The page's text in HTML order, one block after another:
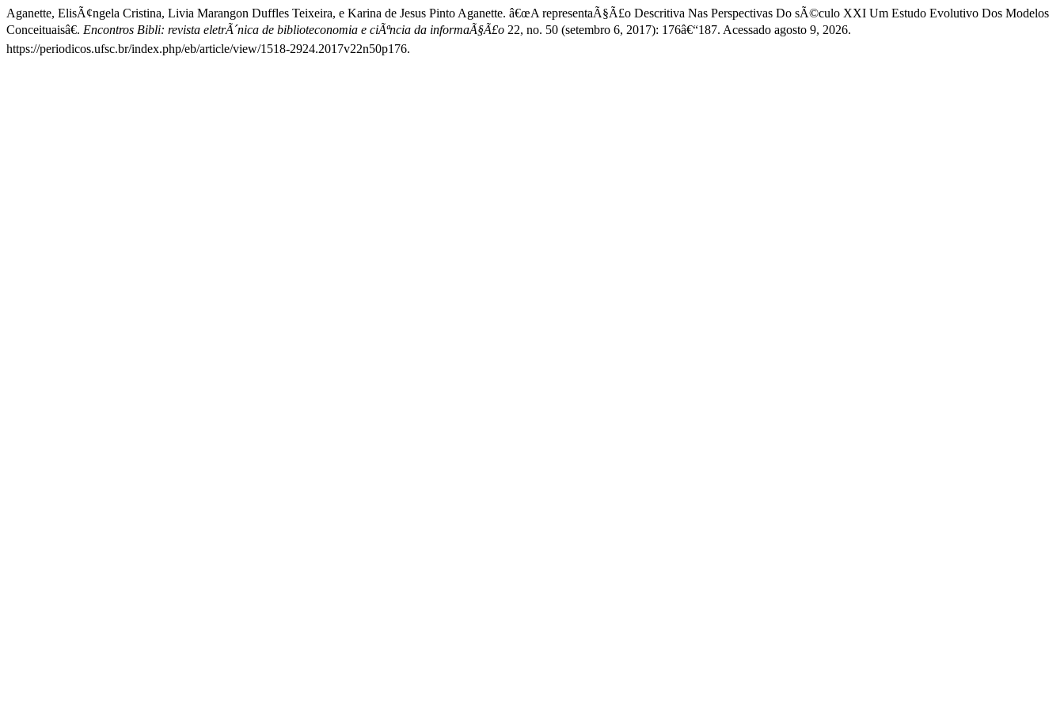
Aganette, ElisÃ¢ngela Cristina, Livia Marangon Duffles Teixeira, e Karina de Jesus Pinto Aganette. â€œA representaÃ§Ã£o Descritiva Nas Perspectivas Do sÃ©culo XXI Um Estudo Evolutivo Dos Modelos
Conceituaisâ€. Encontros Bibli: revista eletrÃ´nica de biblioteconomia e ciÃªncia da informaÃ§Ã£o 22, no. 50 (setembro 6, 2017): 176â€“187. Acessado agosto 9, 2026.
https://periodicos.ufsc.br/index.php/eb/article/view/1518-2924.2017v22n50p176.